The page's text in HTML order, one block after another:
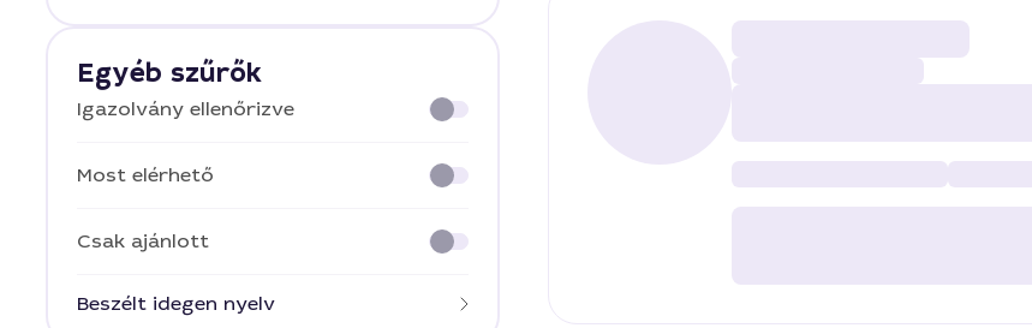
Egyéb szűrők
Igazolvány ellenőrizve
Most elérhető
Csak ajánlott
Beszélt idegen nyelv